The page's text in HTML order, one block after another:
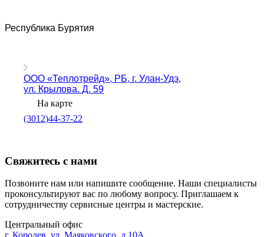
Республика Бурятия
ООО «Теплотрейд», РБ, г. Улан-Удэ,
ул. Крылова. Д. 59
На карте
(3012)44-37-22
Свяжитесь с нами
Позвоните нам или напишите сообщение. Наши специалисты
проконсультируют вас по любому вопросу. Приглашаем к
сотрудничеству сервисные центры и мастерские.
Центральный офис